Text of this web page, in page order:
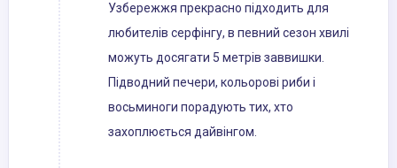
Узбережжя прекрасно підходить для
любителів серфінгу, в певний сезон хвилі
можуть досягати 5 метрів заввишки.
Підводний печери, кольорові риби і
восьминоги порадують тих, хто
захоплюється дайвінгом.